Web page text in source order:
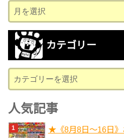
ー
カ
ブ
カテゴリー
テ
ゴ
リ
ー
人気記事
★《8月8日～16日》